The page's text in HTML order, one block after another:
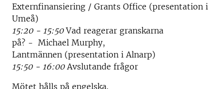
Externfinansiering / Grants Office (presentation i
Umeå)
15:20 - 15:50Vad reagerar granskarna
på? - Michael Murphy,
Lantmännen (presentation i Alnarp)
15:50 - 16:00Avslutande frågor
Mötet hålls på engelska.